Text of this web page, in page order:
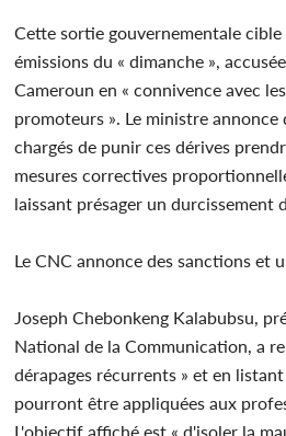
Cette sortie gouvernementale
émissions du « dimanche »,
Cameroun en « connivence avec
promoteurs ». Le ministre annonce
chargés de punir ces dérives
mesures correctives
laissant présager un durcissement
Le CNC annonce des sanctions et
Joseph Chebonkeng Kalabubsu,
National de la Communication, a
dérapages récurrents » et en
pourront être appliquées aux
L'objectif affiché est « d'isoler la